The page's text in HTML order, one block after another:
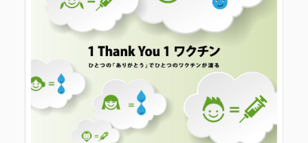
ピーアークの歩み
組織図
CSR活動 トップ
eco10プロジェクト
CSRニュース
トピックス
企業理念 採用情報
お問い合わせ